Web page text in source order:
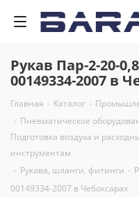
Рукав Пар-2-20-
00149334-2007 в
Главная - Каталог -
- Пневматическое
Подготовка воздуха и
инструментам
- Рукава, шланги, фитинги -
00149334-2007 в Чебоксарах